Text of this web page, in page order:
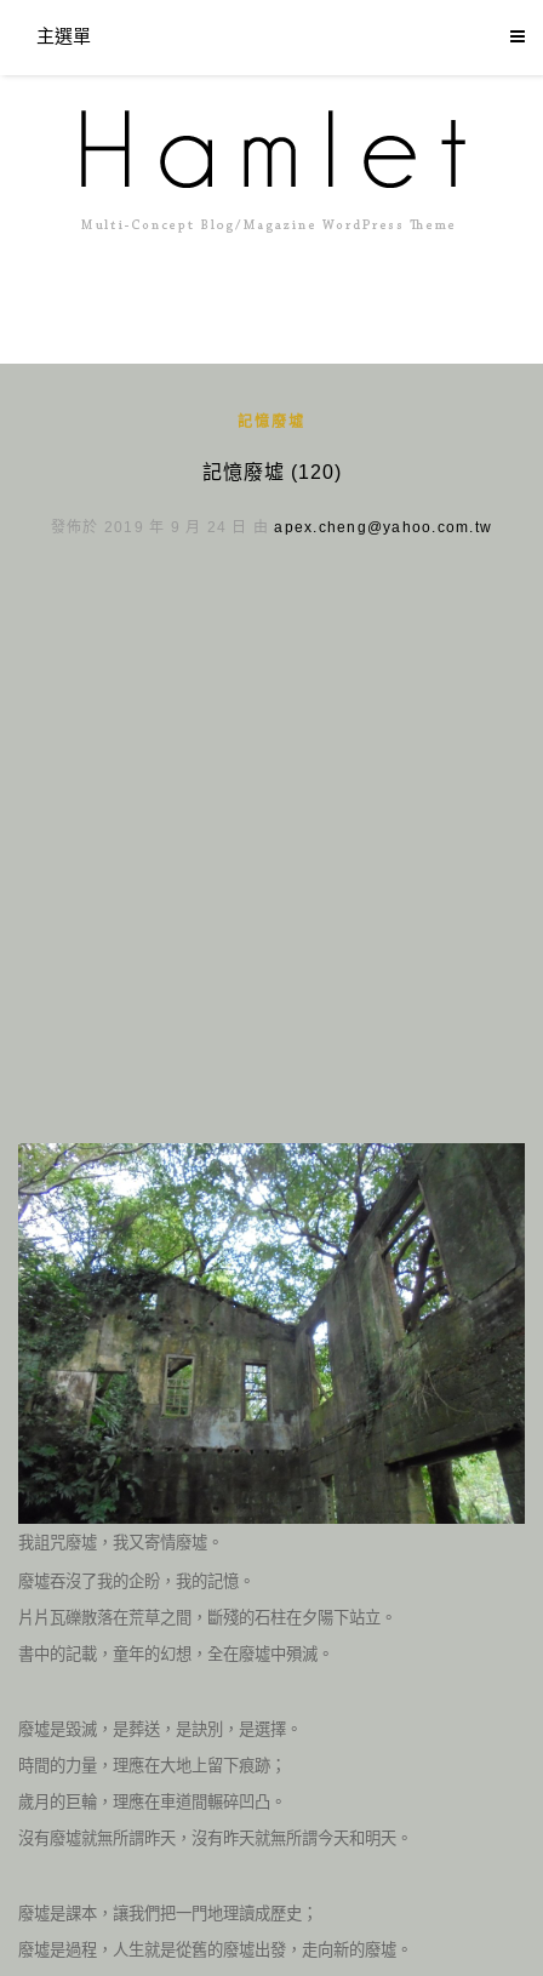
主選單
記憶廢墟
記憶廢墟 (120)
發佈於 2019 年 9 月 24 日 由apex.cheng@yahoo.com.tw
我詛咒廢墟，我又寄情廢墟。
廢墟吞沒了我的企盼，我的記憶。
片片瓦礫散落在荒草之間，斷殘的石柱在夕陽下站立。
書中的記載，童年的幻想，全在廢墟中殞滅。
廢墟是毀滅，是葬送，是訣別，是選擇。
時間的力量，理應在大地上留下痕跡；
歲月的巨輪，理應在車道間輾碎凹凸。
沒有廢墟就無所謂昨天，沒有昨天就無所謂今天和明天。
廢墟是課本，讓我們把一門地理讀成歷史；
廢墟是過程，人生就是從舊的廢墟出發，走向新的廢墟。